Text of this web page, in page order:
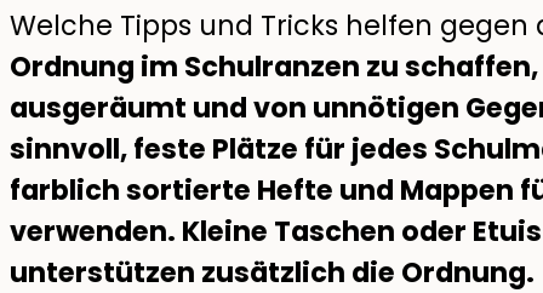
Welche Tipps und Tricks helfen
Ordnung im Schulranzen zu
ausgeräumt und von unnötigen
sinnvoll, feste Plätze für jedes
farblich sortierte Hefte und Mappen
verwenden. Kleine Taschen oder
unterstützen zusätzlich die Ordnung.